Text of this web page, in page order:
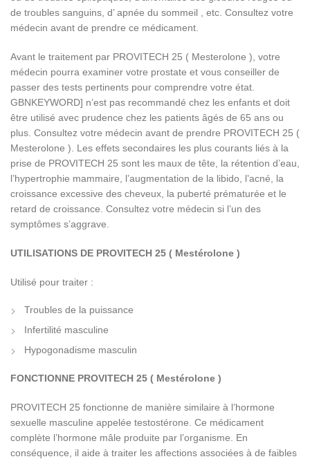
de troubles sanguins, d’ apnée du sommeil , etc. Consultez votre
médecin avant de prendre ce médicament.
Avant le traitement par PROVITECH 25 ( Mesterolone ), votre
médecin pourra examiner votre prostate et vous conseiller de
passer des tests pertinents pour comprendre votre état.
GBNKEYWORD] n’est pas recommandé chez les enfants et doit
être utilisé avec prudence chez les patients âgés de 65 ans ou
plus. Consultez votre médecin avant de prendre PROVITECH 25 (
Mesterolone ). Les effets secondaires les plus courants liés à la
prise de PROVITECH 25 sont les maux de tête, la rétention d’eau,
l’hypertrophie mammaire, l’augmentation de la libido, l’acné, la
croissance excessive des cheveux, la puberté prématurée et le
retard de croissance. Consultez votre médecin si l’un des
symptômes s’aggrave.
UTILISATIONS DE PROVITECH 25 ( Mestérolone )
Utilisé pour traiter :
Troubles de la puissance
Infertilité masculine
Hypogonadisme masculin
FONCTIONNE PROVITECH 25 ( Mestérolone )
PROVITECH 25 fonctionne de manière similaire à l’hormone
sexuelle masculine appelée testostérone. Ce médicament
complète l’hormone mâle produite par l’organisme. En
conséquence, il aide à traiter les affections associées à de faibles